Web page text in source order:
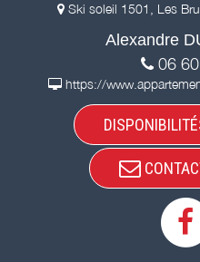
Ski soleil 1501, Les
Alexandre
06
https://